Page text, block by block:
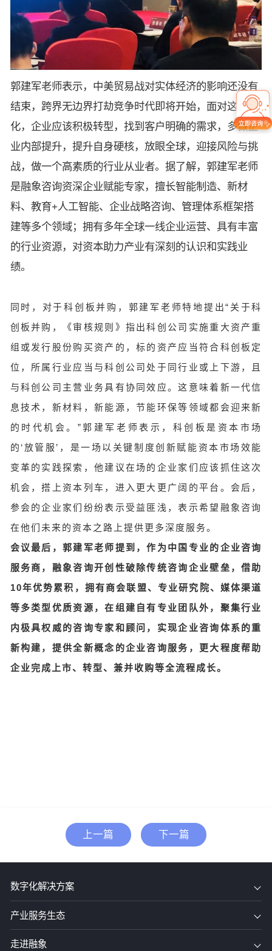
郭建军老师表示，中美贸易战对实体经济的影响还没有
结束，跨界无边界打劫竞争时代即将开始，面对这种变
化，企业应该积极转型，找到客户明确的需求，多做企
业内部提升，提升自身硬核，放眼全球，迎接风险与挑
战，做一个高素质的行业从业者。据了解，郭建军老师
是融象咨询资深企业赋能专家，擅长智能制造、新材
料、教育+人工智能、企业战略咨询、管理体系框架搭
建等多个领域；拥有多年全球一线企业运营、具有丰富
的行业资源，对资本助力产业有深刻的认识和实践业
绩。
同时，对于科创板并购，郭建军老师特地提出“关于科
创板并购，《审核规则》指出科创公司实施重大资产重
组或发行股份购买资产的，标的资产应当符合科创板定
位，所属行业应当与科创公司处于同行业或上下游，且
与科创公司主营业务具有协同效应。这意味着新一代信
息技术，新材料，新能源，节能环保等领域都会迎来新
的时代机会。”郭建军老师表示，科创板是资本市场
的‘放管服’，是一场以关键制度创新赋能资本市场效能
变革的实践探索，他建议在场的企业家们应该抓住这次
机会，搭上资本列车，进入更大更广阔的平台。会后，
参会的企业家们纷纷表示受益匪浅，表示希望融象咨询
在他们未来的资本之路上提供更多深度服务。
会议最后，郭建军老师提到，作为中国专业的企业咨询
服务商，融象咨询开创性破除传统咨询企业壁垒，借助
10年优势累积，拥有商会联盟、专业研究院、媒体渠道
等多类型优质资源，在组建自有专业团队外，聚集行业
内极具权威的咨询专家和顾问，实现企业咨询体系的重
新构建，提供全新概念的企业咨询服务，更大程度帮助
企业完成上市、转型、兼并收购等全流程成长。
上一篇 下一篇
数字化解决方案
产业服务生态
走进融象